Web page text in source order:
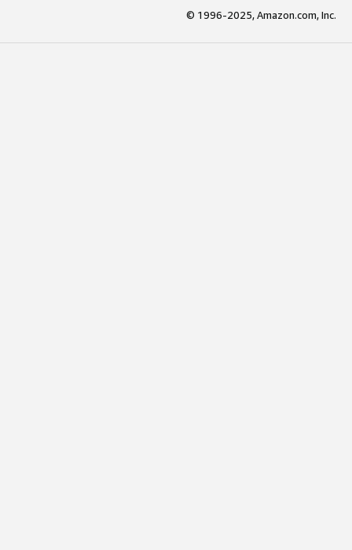
© 1996-2025, Amazon.com, Inc.